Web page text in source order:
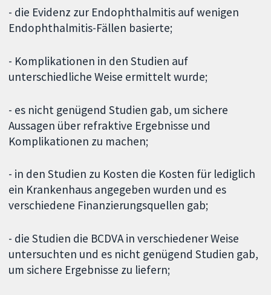
- die Evidenz zur Endophthalmitis auf wenigen
Endophthalmitis-Fällen basierte;
- Komplikationen in den Studien auf
unterschiedliche Weise ermittelt wurde;
- es nicht genügend Studien gab, um sichere
Aussagen über refraktive Ergebnisse und
Komplikationen zu machen;
- in den Studien zu Kosten die Kosten für lediglich
ein Krankenhaus angegeben wurden und es
verschiedene Finanzierungsquellen gab;
- die Studien die BCDVA in verschiedener Weise
untersuchten und es nicht genügend Studien gab,
um sichere Ergebnisse zu liefern;